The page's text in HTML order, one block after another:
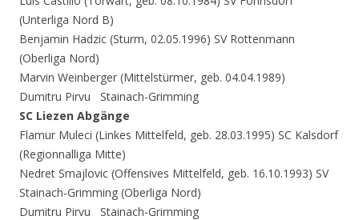
(Unterliga Nord B)
Benjamin Hadzic (Sturm, 02.05.1996) SV Rottenmann
(Oberliga Nord)
Marvin Weinberger (Mittelstürmer, geb. 04.04.1989)
Dumitru Pirvu Stainach-Grimming
SC Liezen Abgänge
Flamur Muleci (Linkes Mittelfeld, geb. 28.03.1995) SC Kalsdorf
(Regionnalliga Mitte)
Nedret Smajlovic (Offensives Mittelfeld, geb. 16.10.1993) SV
Stainach-Grimming (Oberliga Nord)
Dumitru Pirvu Stainach-Grimming